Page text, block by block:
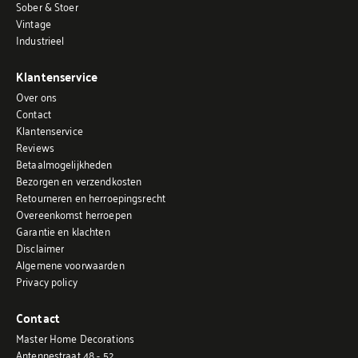
Sober & Stoer
Vintage
Industrieel
Klantenservice
Over ons
Contact
Klantenservice
Reviews
Betaalmogelijkheden
Bezorgen en verzendkosten
Retourneren en herroepingsrecht
Overeenkomst herroepen
Garantie en klachten
Disclaimer
Algemene voorwaarden
Privacy policy
Contact
Master Home Decorations